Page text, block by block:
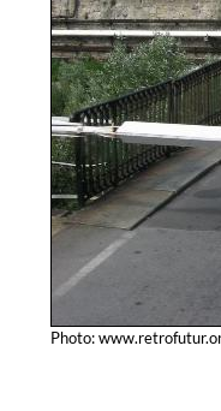
Photo: